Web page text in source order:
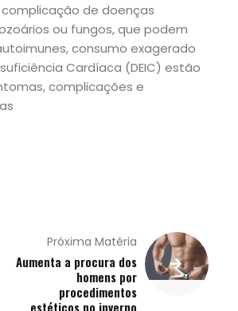
de doenças
ou fungos, que podem
consumo exagerado
Cardíaca (DEIC) estão
complicações e
Próxima Matéria
Aumenta a procura dos
homens por
procedimentos
estéticos no inverno